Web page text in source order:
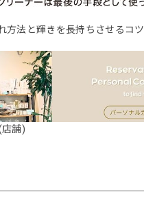
方法と輝きを長持ちさせるコツ
舗)